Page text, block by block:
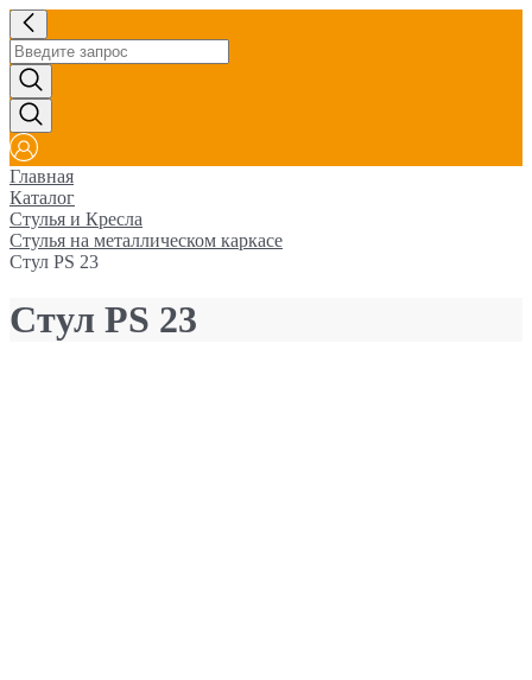
Главная
Каталог
Стулья и Кресла
Стулья на металлическом каркасе
Cтул PS 23
Cтул PS 23